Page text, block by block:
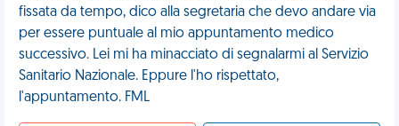
fissata da tempo, dico alla segretaria che devo andare via
per essere puntuale al mio appuntamento medico
successivo. Lei mi ha minacciato di segnalarmi al Servizio
Sanitario Nazionale. Eppure l'ho rispettato,
l'appuntamento. FML